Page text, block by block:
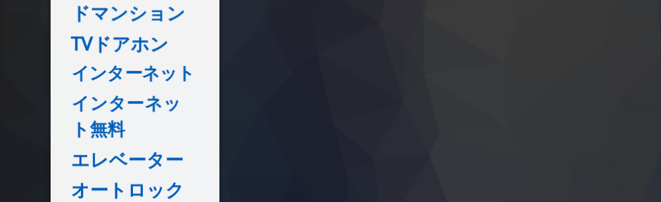
ドマンション
TVドアホン
インターネット
インターネッ
ト無料
エレベーター
オートロック